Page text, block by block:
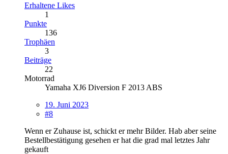
Erhaltene Likes
1
Punkte
136
Trophäen
3
Beiträge
22
Motorrad
Yamaha XJ6 Diversion F 2013 ABS
19. Juni 2023
#8
Wenn er Zuhause ist, schickt er mehr Bilder. Hab aber seine
Bestellbestätigung gesehen er hat die grad mal letztes Jahr
gekauft